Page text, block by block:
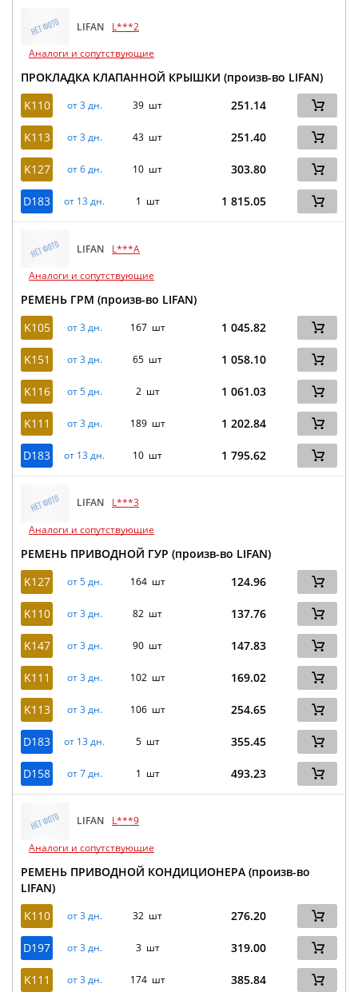
LIFAN
L***2
Аналоги и сопутствующие
ПРОКЛАДКА КЛАПАННОЙ КРЫШКИ (произв-во LIFAN)
K110
от 3 дн. 39 шт 251.14
K113 от 3 дн. 43 шт 251.40
K127 от 6 дн. 10 шт 303.80
D183 от 13 дн. 1 шт 1 815.05
LIFAN
L***A
Аналоги и сопутствующие
РЕМЕНЬ ГРМ (произв-во LIFAN)
K105
от 3 дн. 167 шт 1 045.82
K151 от 3 дн. 65 шт 1 058.10
K116 от 5 дн. 2 шт 1 061.03
K111 от 3 дн. 189 шт 1 202.84
D183 от 13 дн. 10 шт 1 795.62
LIFAN
L***3
Аналоги и сопутствующие
РЕМЕНЬ ПРИВОДНОЙ ГУР (произв-во LIFAN)
K127
от 5 дн. 164 шт 124.96
K110 от 3 дн. 82 шт 137.76
K147 от 3 дн. 90 шт 147.83
K111 от 3 дн. 102 шт 169.02
K113 от 3 дн. 106 шт 254.65
D183 от 13 дн. 5 шт 355.45
D158 от 7 дн. 1 шт 493.23
LIFAN
L***9
Аналоги и сопутствующие
РЕМЕНЬ ПРИВОДНОЙ КОНДИЦИОНЕРА (произв-во
LIFAN)
K110
от 3 дн. 32 шт 276.20
D197 от 3 дн. 3 шт 319.00
K111 от 3 дн. 174 шт 385.84